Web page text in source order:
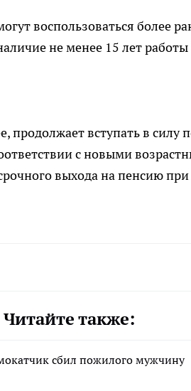
воспользоваться более
не менее 15 лет
вступать в силу
с новыми
выхода на пенсию
Читайте также:
сбил пожилого мужчину